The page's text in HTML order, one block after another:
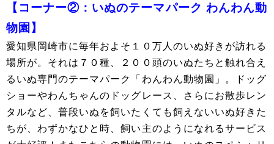
【コーナー②：いぬのテーマパーク わんわん動
物園】
愛知県岡崎市に毎年およそ１０万人のいぬ好きが訪れる
場所が。それは７０種、２００頭のいぬたちと触れ合え
るいぬ専門のテーマパーク「わんわん動物園」。ドッグ
ショーやわんちゃんのドッグレース、さらにお散歩レン
タルなど、普段いぬを飼いたくても飼えないいぬ好きた
ちが、わずかなひと時、飼い主のようになれるサービス